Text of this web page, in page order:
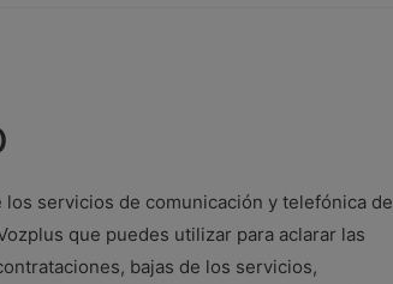
servicios de comunicación y telefónica de
que puedes utilizar para aclarar las
bajas de los servicios,